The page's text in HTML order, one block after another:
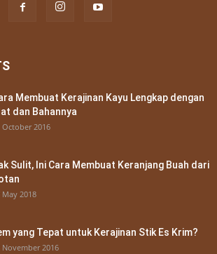
Membuat Kerajinan Kayu Lengkap dengan
dan Bahannya
October 2016
Sulit, Ini Cara Membuat Keranjang Buah dari
May 2018
yang Tepat untuk Kerajinan Stik Es Krim?
November 2016